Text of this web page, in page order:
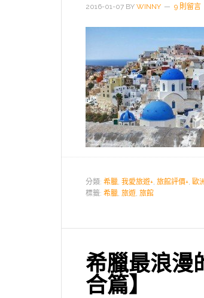
2016-01-07 BY WINNY 9 則留言
分類: 希臘, 我愛旅遊+, 旅館評價+, 歐
標籤: 希臘, 旅遊, 旅館
希臘最浪漫
合篇】